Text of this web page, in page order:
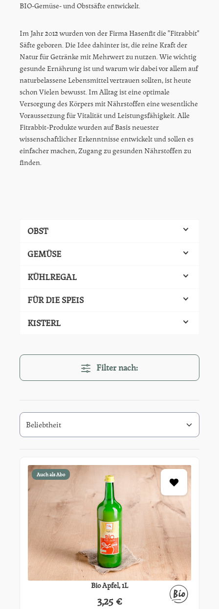
BIO-Gemüse- und Obstsäfte entwickelt.
Im Jahr 2012 wurden von der Firma Hasenfit die "Fitrabbit"
Säfte geboren. Die Idee dahinter ist, die reine Kraft der
Natur für Getränke mit Mehrwert zu nutzen. Wie wichtig
gesunde Ernährung ist und warum wir dabei vor allem auf
naturbelassene Lebensmittel vertrauen sollten, ist heute
schon Vielen bewusst. Im Alltag ist eine optimale
Versorgung des Körpers mit Nährstoffen eine wesentliche
Voraussetzung für Vitalität und Leistungsfähigkeit. Alle
Fitrabbit-Produkte wurden auf Basis neuester
wissenschaftlicher Erkenntnisse entwickelt und sollen es
einfacher machen, Zugang zu gesunden Nährstoffen zu
finden.
OBST
GEMÜSE
KÜHLREGAL
FÜR DIE SPEIS
KISTERL
Filter nach:
Auch als Abo
Bio Apfel, 1L
Regulärer Preis:
3,25 €